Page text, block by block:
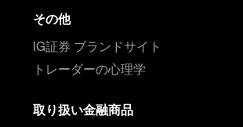
その他
IG証券 ブランドサイト
トレーダーの心理学
取り扱い金融商品